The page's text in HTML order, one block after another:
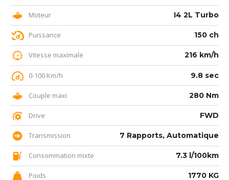
Moteur I4 2L Turbo
Puissance 150 ch
Vitesse maximale 216 km/h
0-100 Km/h 9.8 sec
Couple maxi 280 Nm
Drive FWD
Transmission 7 Rapports, Automatique
Consommation mixte 7.3 l/100km
Poids 1770 KG